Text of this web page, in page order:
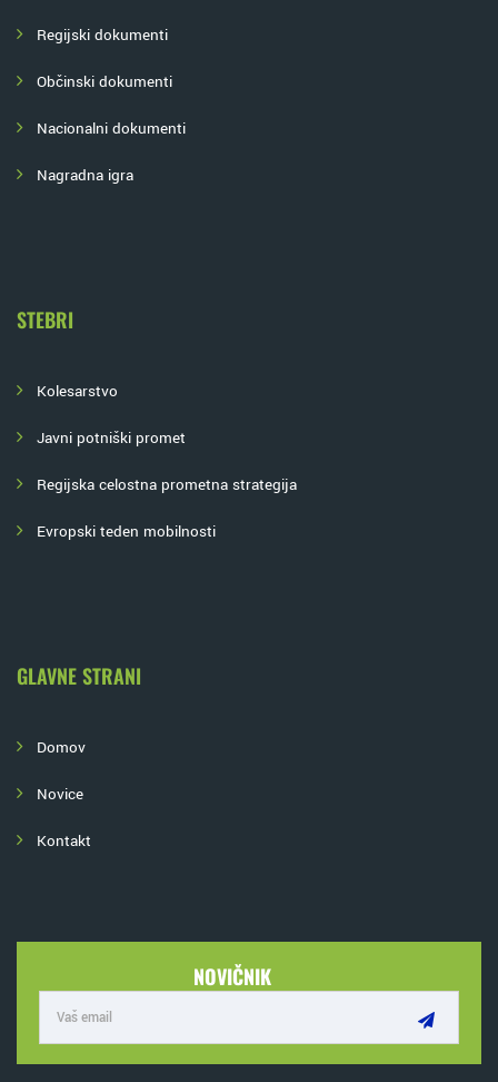
Regijski dokumenti
Občinski dokumenti
Nacionalni dokumenti
Nagradna igra
STEBRI
Kolesarstvo
Javni potniški promet
Regijska celostna prometna strategija
Evropski teden mobilnosti
GLAVNE STRANI
Domov
Novice
Kontakt
NOVIČNIK